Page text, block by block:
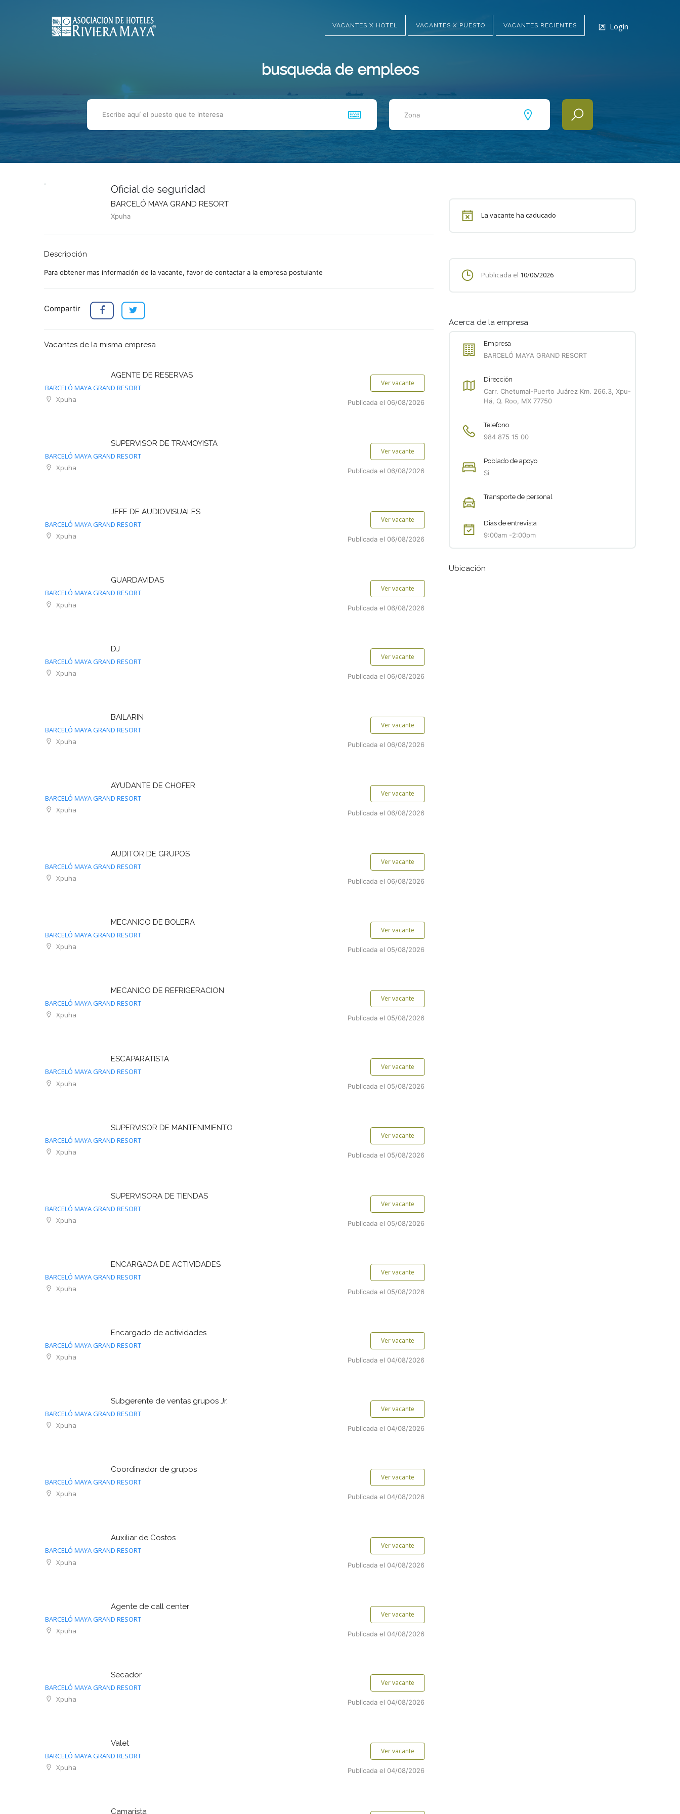
Login
VACANTES X HOTEL VACANTES X PUESTO VACANTES RECIENTES
busqueda de empleos
Zona
Oficial de seguridad
BARCELÓ MAYA GRAND RESORT
Xpuha
Descripción
Para obtener mas información de la vacante, favor de contactar a la empresa postulante
Compartir
Vacantes de la misma empresa
AGENTE DE RESERVAS
BARCELÓ MAYA GRAND RESORT
Xpuha
Ver vacante
Publicada el 06/08/2026
SUPERVISOR DE TRAMOYISTA
BARCELÓ MAYA GRAND RESORT
Xpuha
Ver vacante
Publicada el 06/08/2026
JEFE DE AUDIOVISUALES
BARCELÓ MAYA GRAND RESORT
Xpuha
Ver vacante
Publicada el 06/08/2026
GUARDAVIDAS
BARCELÓ MAYA GRAND RESORT
Xpuha
Ver vacante
Publicada el 06/08/2026
DJ
BARCELÓ MAYA GRAND RESORT
Xpuha
Ver vacante
Publicada el 06/08/2026
BAILARIN
BARCELÓ MAYA GRAND RESORT
Xpuha
Ver vacante
Publicada el 06/08/2026
AYUDANTE DE CHOFER
BARCELÓ MAYA GRAND RESORT
Xpuha
Ver vacante
Publicada el 06/08/2026
AUDITOR DE GRUPOS
BARCELÓ MAYA GRAND RESORT
Xpuha
Ver vacante
Publicada el 06/08/2026
MECANICO DE BOLERA
BARCELÓ MAYA GRAND RESORT
Xpuha
Ver vacante
Publicada el 05/08/2026
MECANICO DE REFRIGERACION
BARCELÓ MAYA GRAND RESORT
Xpuha
Ver vacante
Publicada el 05/08/2026
ESCAPARATISTA
BARCELÓ MAYA GRAND RESORT
Xpuha
Ver vacante
Publicada el 05/08/2026
SUPERVISOR DE MANTENIMIENTO
BARCELÓ MAYA GRAND RESORT
Xpuha
Ver vacante
Publicada el 05/08/2026
SUPERVISORA DE TIENDAS
BARCELÓ MAYA GRAND RESORT
Xpuha
Ver vacante
Publicada el 05/08/2026
ENCARGADA DE ACTIVIDADES
BARCELÓ MAYA GRAND RESORT
Xpuha
Ver vacante
Publicada el 05/08/2026
Encargado de actividades
BARCELÓ MAYA GRAND RESORT
Xpuha
Ver vacante
Publicada el 04/08/2026
Subgerente de ventas grupos Jr.
BARCELÓ MAYA GRAND RESORT
Xpuha
Ver vacante
Publicada el 04/08/2026
Coordinador de grupos
BARCELÓ MAYA GRAND RESORT
Xpuha
Ver vacante
Publicada el 04/08/2026
Auxiliar de Costos
BARCELÓ MAYA GRAND RESORT
Xpuha
Ver vacante
Publicada el 04/08/2026
Agente de call center
BARCELÓ MAYA GRAND RESORT
Xpuha
Ver vacante
Publicada el 04/08/2026
Secador
BARCELÓ MAYA GRAND RESORT
Xpuha
Ver vacante
Publicada el 04/08/2026
Valet
BARCELÓ MAYA GRAND RESORT
Xpuha
Ver vacante
Publicada el 04/08/2026
Camarista
La vacante ha caducado
Publicada el 10/06/2026
Acerca de la empresa
Empresa
BARCELÓ MAYA GRAND RESORT
Dirección
Carr. Chetumal-Puerto Juárez Km. 266.3, Xpu-
Há, Q. Roo, MX 77750
Telefono
984 875 15 00
Poblado de apoyo
Si
Transporte de personal
Dias de entrevista
9:00am -2:00pm
Ubicación